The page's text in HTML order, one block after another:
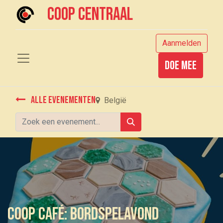
Coop centraal
Aanmelden
Doe mee
Alle evenementen België
Coop Café: Bordspelavond